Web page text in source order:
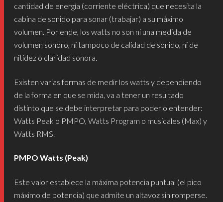
cantidad de energía (corriente eléctrica) que necesita la
cabina de sonido para sonar (trabajar) a su máximo
volumen. Por ende, los watts no son ni una medida de
volumen sonoro, ni tampoco de calidad de sonido, ni de
nitidez o claridad sonora.
Existen varias formas de medir los watts y dependiendo
de la forma en que se mida, va a tener un resultado
distinto que se debe interpretar para poderlo entender:
Watts Peak o PMPO, Watts Program o musicales (Max) y
Watts RMS.
PMPO Watts (Peak)
Este valor establece la máxima potencia puntual (el pico
máximo de potencia) que admite un altavoz sin romperse.